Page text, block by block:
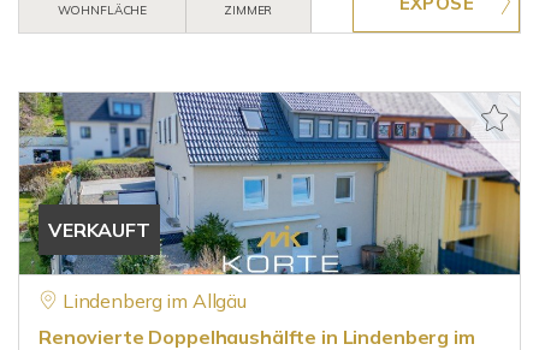
WOHNFLÄCHE
ZIMMER
VERKAUFT
Lindenberg im Allgäu
Renovierte Doppelhaushälfte in Lindenberg im